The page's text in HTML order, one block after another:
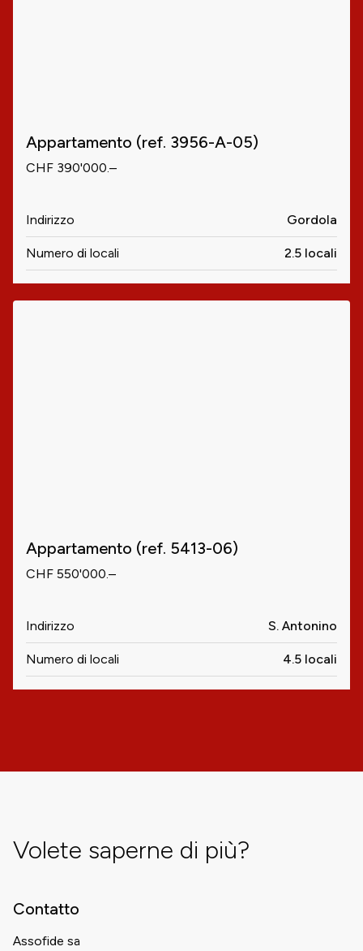
Appartamento (ref. 3956-A-05)
CHF 390'000.–
Indirizzo Gordola
Numero di locali 2.5 locali
Appartamento (ref. 5413-06)
CHF 550'000.–
Indirizzo S. Antonino
Numero di locali 4.5 locali
Volete saperne di più?
Contatto
Assofide sa